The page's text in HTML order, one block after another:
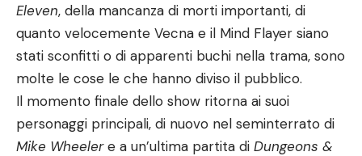
Eleven, della mancanza di morti importanti, di
quanto velocemente Vecna e il Mind Flayer siano
stati sconfitti o di apparenti buchi nella trama, sono
molte le cose le che hanno diviso il pubblico.
Il momento finale dello show ritorna ai suoi
personaggi principali, di nuovo nel seminterrato di
Mike Wheelere a un’ultima partita di Dungeons &